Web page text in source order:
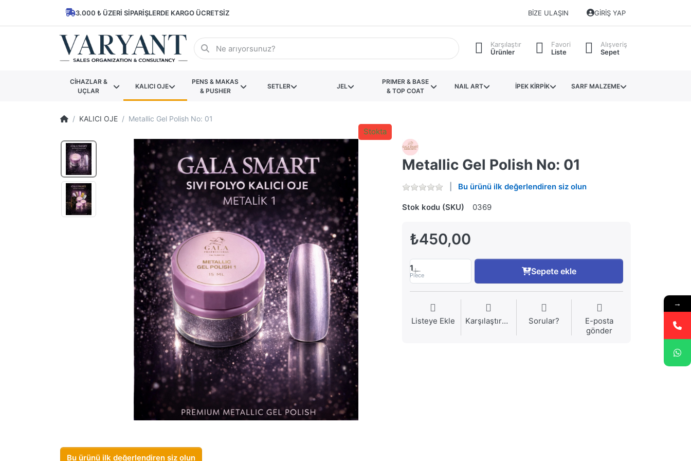
3.000 ₺ ÜZERI SIPARIŞLERDE KARGO ÜCRETSIZ BIZE ULAŞIN GIRIŞ YAP
Karşılaştır
Ürünler
Favori
Liste
Alışveriş
Sepet
CİHAZLAR &
UÇLAR
KALICI OJE
PENS & MAKAS
& PUSHER
SETLER JEL
PRIMER & BASE
& TOP COAT
NAIL ART İPEK KİRPİK SARF MALZEME
KALICI OJE Metallic Gel Polish No: 01
Metallic Gel Polish No: 01
Bu ürünü ilk değerlendiren siz olun
Stok kodu (SKU) 0369
₺450,00
Stokta
1
Piece Sepete ekle
Listeye Ekle Karşılaştırma Sorular?
E-posta
gönder
Bu ürünü ilk değerlendiren siz olun
→